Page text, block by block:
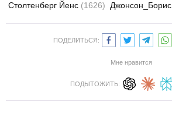
Столтенберг Йенс (1626) Джонсон_Борис
ПОДЕЛИТЬСЯ:
Мне нравится
ПОДЫТОЖИТЬ: